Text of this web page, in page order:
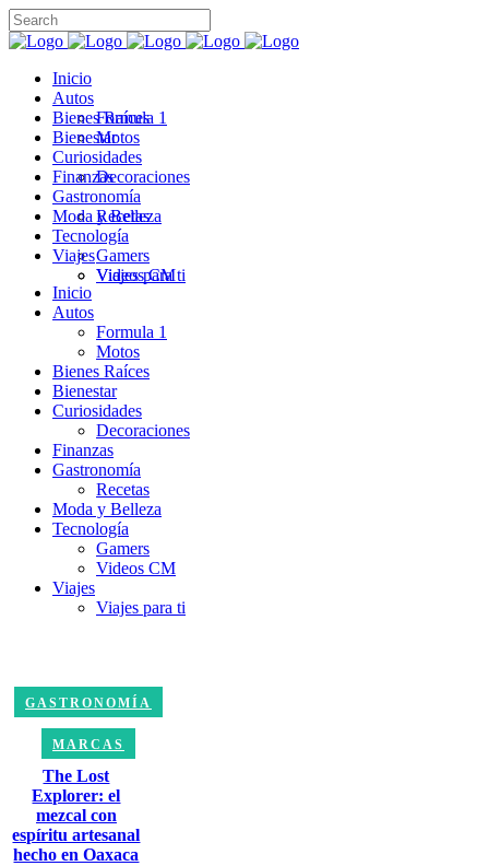
Inicio
Autos
Formula 1
Motos
Bienes Raíces
Bienestar
Curiosidades
Decoraciones
Finanzas
Gastronomía
Recetas
Moda y Belleza
Tecnología
Gamers
Videos CM
Viajes
Viajes para ti
Inicio
Autos
Formula 1
Motos
Bienes Raíces
Bienestar
Curiosidades
Decoraciones
Finanzas
Gastronomía
Recetas
Moda y Belleza
Tecnología
Gamers
Videos CM
Viajes
Viajes para ti
GASTRONOMÍA
MARCAS
The Lost
Explorer: el
mezcal con
espíritu artesanal
hecho en Oaxaca